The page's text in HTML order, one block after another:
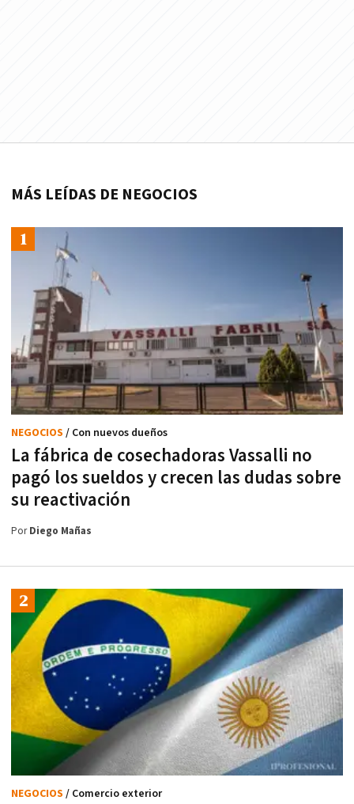
MÁS LEÍDAS DE NEGOCIOS
La fábrica de cosechadoras Vassalli no
pagó los sueldos y crecen las dudas sobre
su reactivación
NEGOCIOS / Con nuevos dueños
PorDiego Mañas
NEGOCIOS / Comercio exterior